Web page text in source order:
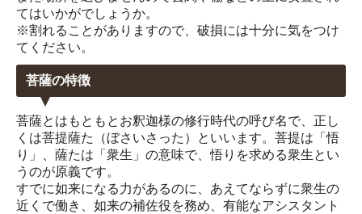
てはいかがでしょうか。
※割れることがありますので、破損には十分に気をつけ
てください。
菩薩の特徴
菩薩とはもともとお釈迦様の修行時代の呼び名で、正し
くは菩提薩た（ぼさいさった）といいます。菩提は「悟
り」、薩たは「衆生」の意味で、悟りを求める衆生とい
うのが原義です。
すでに如来になる力があるのに、あえてならずに衆生の
近くで働き、如来の補佐役を務め、有能なアシスタント